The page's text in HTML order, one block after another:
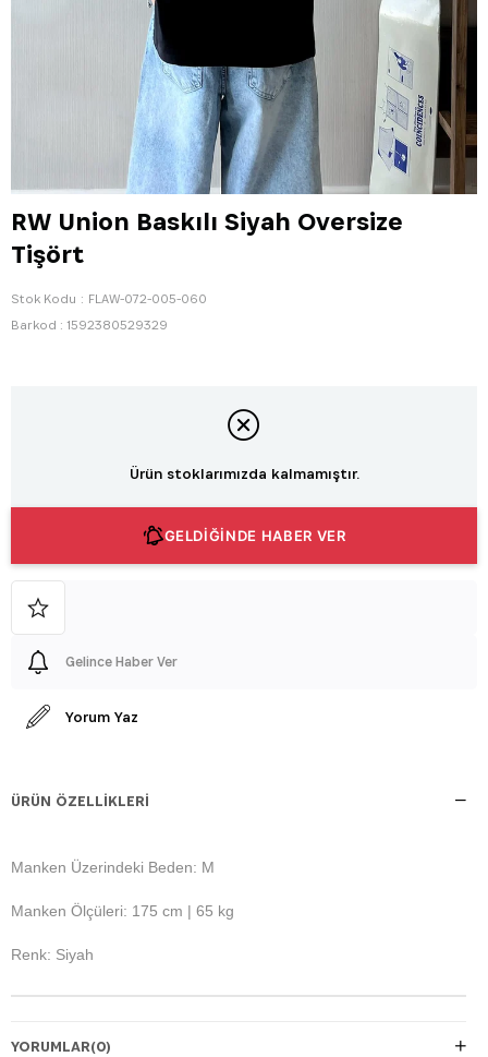
RW Union Baskılı Siyah Oversize
Tişört
Stok Kodu
FLAW-072-005-060
Barkod : 1592380529329
Ürün stoklarımızda kalmamıştır.
GELDİĞİNDE HABER VER
Gelince Haber Ver
Yorum Yaz
ÜRÜN ÖZELLIKLERI
Manken Üzerindeki Beden: M
Manken Ölçüleri: 175 cm | 65 kg
Renk: Siyah
YORUMLAR(0)